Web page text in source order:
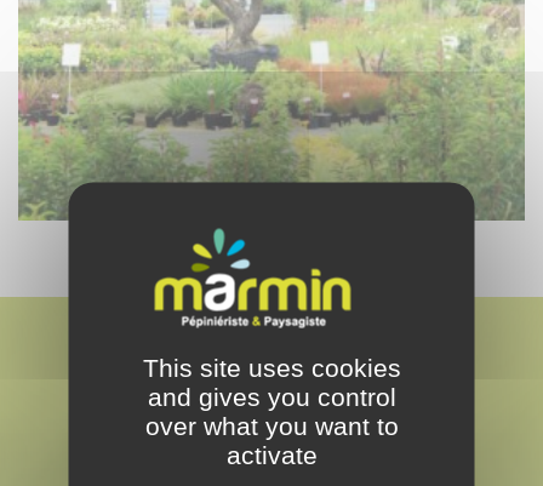
MARMIN
This site uses cookies
and gives you control
over what you want to
activate